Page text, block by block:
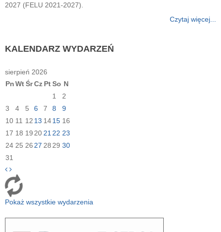
2027 (FELU 2021-2027).
Czytaj więcej...
KALENDARZ WYDARZEŃ
sierpień 2026
PnWtŚrCz PtSo N
1
2
3
4 5 6 7 8
9
10 11 12 13 1415 16
17 18 19 20 21 22 23
24 25 26 27 28 29 30
31
Pokaż wszystkie wydarzenia